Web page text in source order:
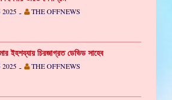
2025 - THE OFFNEWS
ইহশয্যায় চিরজাগ্রত ডেভিড সাহেব
2025 - THE OFFNEWS